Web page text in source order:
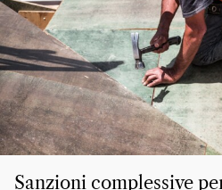
Sanzioni complessive